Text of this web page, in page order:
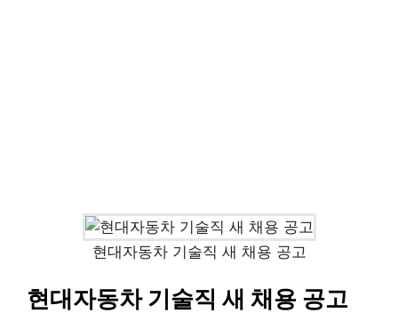
현대자동차 기술직 새 채용 공고
현대자동차 기술직 새 채용 공고